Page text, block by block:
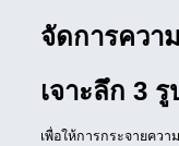
จัดการควา
เจาะลึก 3
เพื่อให้การกระจายคว